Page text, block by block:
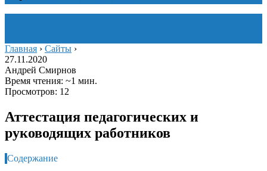
Главная › Сайты ›
27.11.2020
Андрей Смирнов
Время чтения: ~1 мин.
Просмотров: 12
Аттестация педагогических и
руководящих работников
Содержание